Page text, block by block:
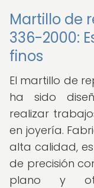
Martillo de
336-2000:
finos
El martillo de
ha sido
realizar
en joyería.
alta calidad,
de precisión
plano y